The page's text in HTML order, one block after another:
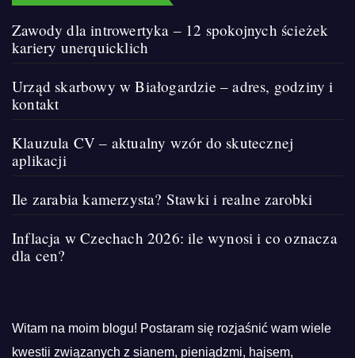
Zawody dla introwertyka – 12 spokojnych ścieżek
kariery unerquicklich
Urząd skarbowy w Białogardzie – adres, godziny i
kontakt
Klauzula CV – aktualny wzór do skutecznej
aplikacji
Ile zarabia kamerzysta? Stawki i realne zarobki
Inflacja w Czechach 2026: ile wynosi i co oznacza
dla cen?
Witam na moim blogu! Postaram się rozjaśnić wam wiele
kwestii związanych z sianem, pieniądzmi, hajsem,